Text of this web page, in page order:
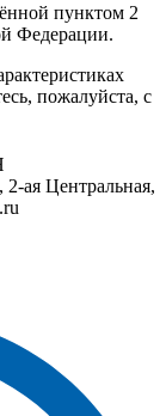
пунктом 2
Федерации.
пожалуйста, с
ая Центральная,